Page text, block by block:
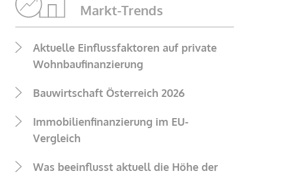
Markt-Trends
Aktuelle Einflussfaktoren auf private
Wohnbaufinanzierung
Bauwirtschaft Österreich 2026
Immobilienfinanzierung im EU-
Vergleich
Was beeinflusst aktuell die Höhe der